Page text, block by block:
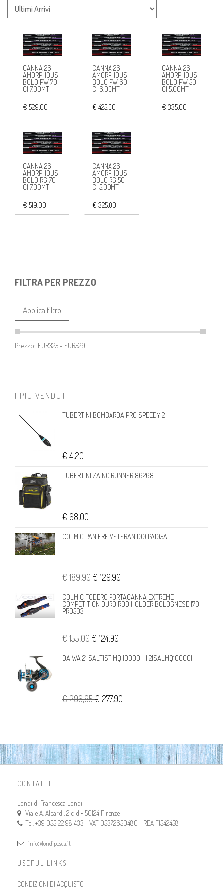
CANNA 26
AMORPHOUS
BOLO PW 70
CI 7,00MT
€ 529,00
CANNA 26
AMORPHOUS
BOLO PW 60
CI 6,00MT
€ 425,00
CANNA 26
AMORPHOUS
BOLO PW 50
CI 5,00MT
€ 335,00
CANNA 26
AMORPHOUS
BOLO RG 70
CI 7.00MT
€ 519,00
CANNA 26
AMORPHOUS
BOLO RG 50
CI 5,00MT
€ 325,00
FILTRA PER PREZZO
Applica filtro
Prezzo:
I PIU VENDUTI
TUBERTINI BOMBARDA PRO SPEEDY 2
€ 4,20
TUBERTINI ZAINO RUNNER 86268
€ 68,00
COLMIC PANIERE VETERAN 100 PA105A
€ 189,90€ 129,90
COLMIC FODERO PORTACANNA EXTREME
COMPETITION DURO ROD HOLDER BOLOGNESE 170
PR0503
€ 155,00€ 124,90
DAIWA 21 SALTIST MQ 10000-H 21SALMQ10000H
€ 296,95€ 277,90
CONTATTI
Londi di Francesca Londi
Viale A. Aleardi, 2 c-d • 50124 Firenze
Tel. +39 055 22 98 433 - VAT 05372650480 - REA FI542458
info@londipesca.it
USEFUL LINKS
CONDIZIONI DI ACQUISTO